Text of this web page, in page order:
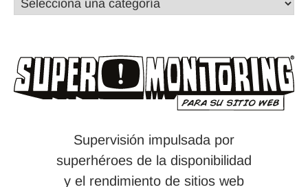
Supervisión impulsada por
superhéroes de la disponibilidad
y el rendimiento de sitios web